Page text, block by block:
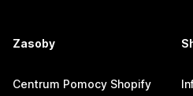
Zasoby
Centrum Pomocy Shopify